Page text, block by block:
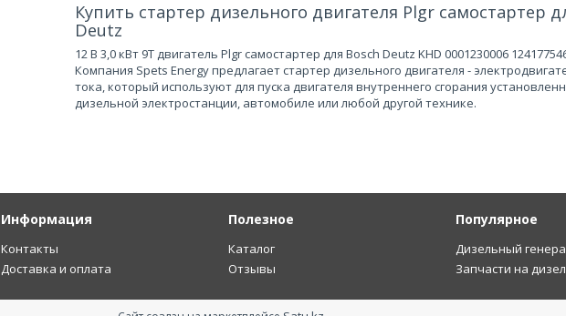
Купить стартер дизельного двигателя Plgr самостартер
Deutz
12 В 3,0 кВт 9T двигатель Plgr самостартер для Bosch Deutz KHD 0001230006
Компания Spets Energy предлагает стартер дизельного двигателя -
тока, который используют для пуска двигателя внутреннего сгорания
дизельной электростанции, автомобиле или любой другой технике.
Информация
Контакты
Доставка и оплата
Полезное
Каталог
Отзывы
Популярное
Дизельный
Запчасти на